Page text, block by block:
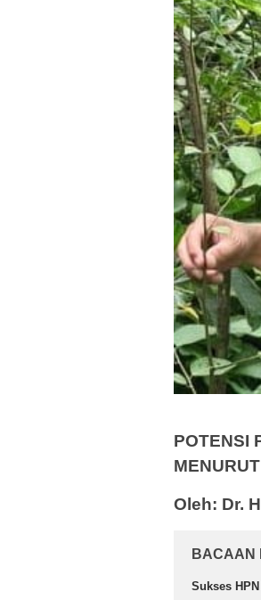
POTENSI
MENURUT
Oleh: Dr.
BACAAN
Sukses